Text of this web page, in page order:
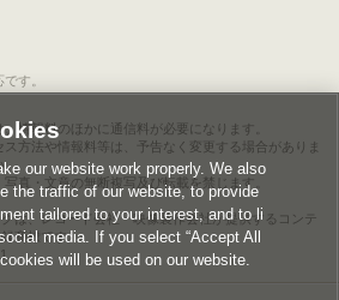
す。
、情報料のほかに通信料が必要になります。
ス方法や情報料等は、予告なく変更する場合がありま
。
真・文章の無断複写及び転載を禁じます。
は、レコード会社・映像製作会社が提供するコンテ
商標です。
our website work properly. We also
the traffic of our website, to provide
tailored to your interest, and to li
media. If you select “Accept All
will be used on our website.